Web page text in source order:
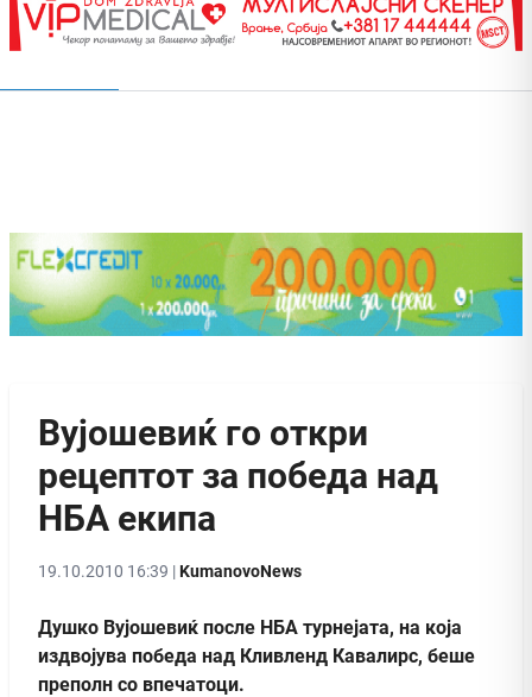
Вујошевиќ го откри
рецептот за победа над
НБА екипа
19.10.2010 16:39 |KumanovoNews
Душко Вујошевиќ после НБА турнејата, на која
издвојува победа над Кливленд Кавалирс, беше
преполн со впечатоци.